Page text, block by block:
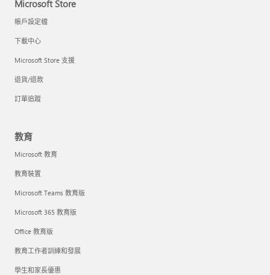
Microsoft Store
帳戶設定檔
下載中心
Microsoft Store 支援
退貨/退款
訂單追蹤
教育
Microsoft 教育
教育裝置
Microsoft Teams 教育版
Microsoft 365 教育版
Office 教育版
教育工作者訓練和發展
學生和家長優惠